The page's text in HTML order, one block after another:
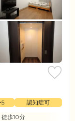
5
認知症可
徒歩10分